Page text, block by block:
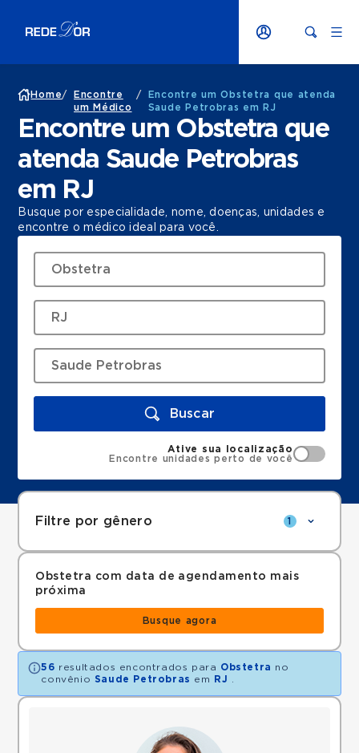
Home/
Encontre
um Médico
/
Encontre um Obstetra que atenda
Saude Petrobras em RJ
Encontre um Obstetra que
atenda Saude Petrobras
em RJ
Busque por especialidade, nome, doenças, unidades e
encontre o médico ideal para você.
Buscar
Ative sua localização
Encontre unidades perto de você
Filtre por gênero 1
Obstetra com data de agendamento mais
próxima
Busque agora
56 resultados encontrados para Obstetra no
convênio Saude Petrobras em RJ